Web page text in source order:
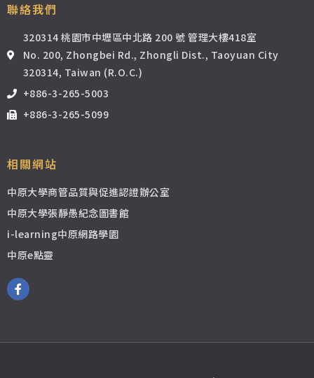
聯絡我們
320314 桃園市中壢區中北路 200 號 管理大樓418室
No. 200, Zhongbei Rd., Zhongli Dist., Taoyuan City
320314, Taiwan (R.O.C.)
+886-3-265-5003
+886-3-265-5099
相關網站
中原大學商管品質與促進認證辦公室
中原大學張靜愚紀念圖書館
i-learning中原網路學園
中原e點靈